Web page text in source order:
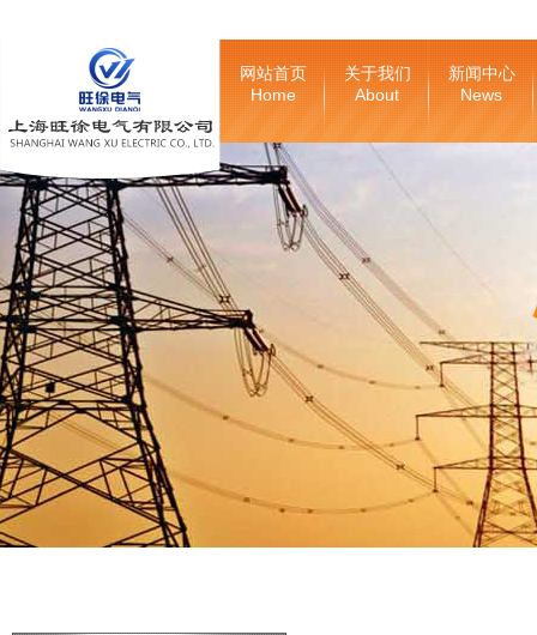
网站首页
Home
关于我们
About
新闻中心
News